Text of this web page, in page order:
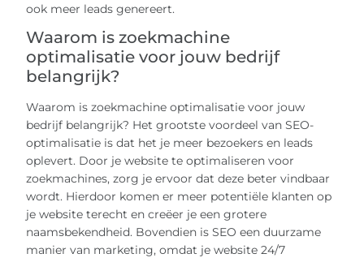
ook meer leads genereert.
Waarom is zoekmachine
optimalisatie voor jouw bedrijf
belangrijk?
Waarom is zoekmachine optimalisatie voor jouw
bedrijf belangrijk? Het grootste voordeel van SEO-
optimalisatie is dat het je meer bezoekers en leads
oplevert. Door je website te optimaliseren voor
zoekmachines, zorg je ervoor dat deze beter vindbaar
wordt. Hierdoor komen er meer potentiële klanten op
je website terecht en creëer je een grotere
naamsbekendheid. Bovendien is SEO een duurzame
manier van marketing, omdat je website 24/7